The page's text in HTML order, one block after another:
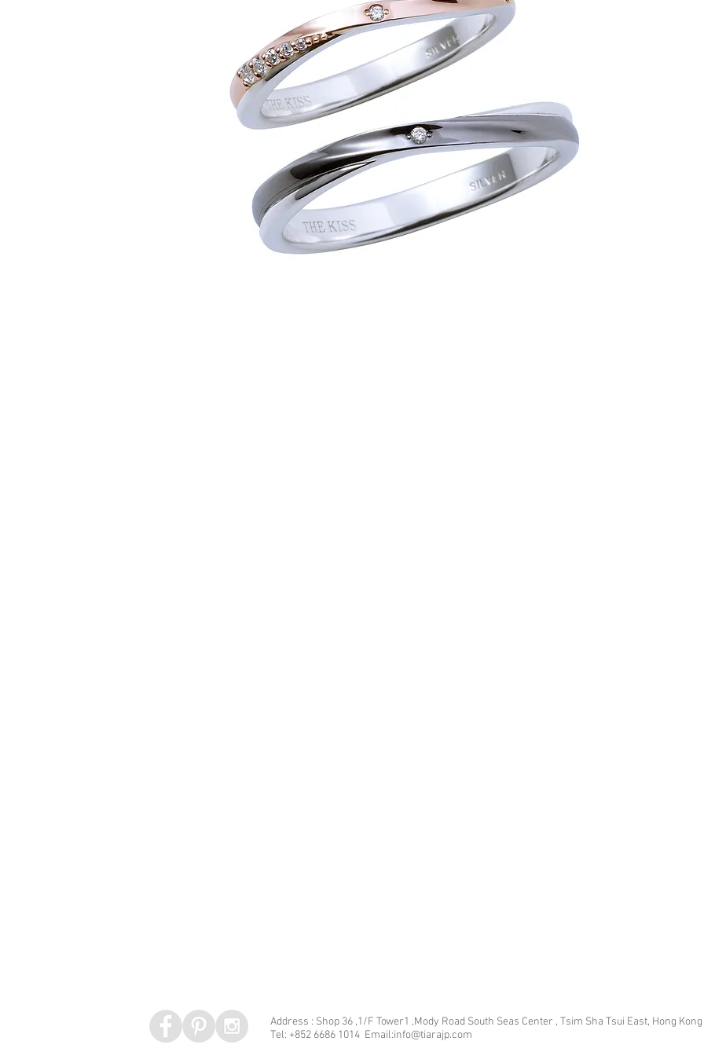
Address : Shop 36 ,1/F Tower1 ,Mody Road South Seas Center , Tsim Sha Tsui East, Hong Kong
Tel: +852 6686 1014 Email:info@tiarajp.com